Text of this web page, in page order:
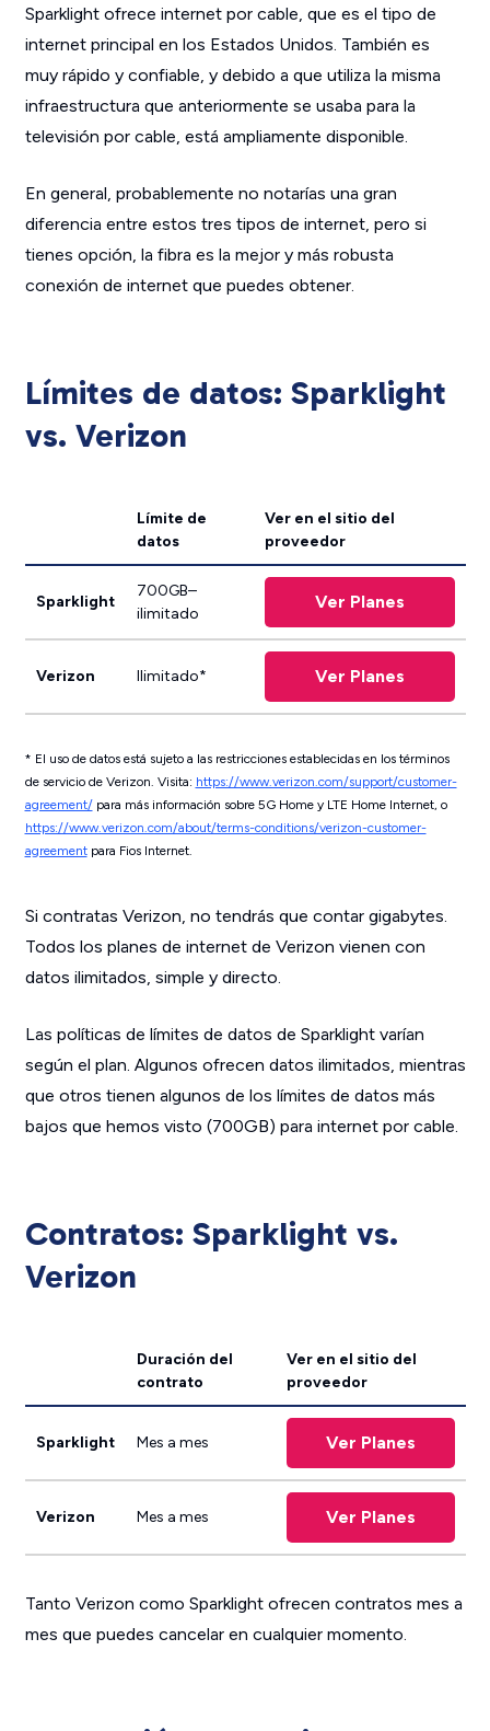
Sparklight ofrece internet por cable, que es el tipo de
internet principal en los Estados Unidos. También es
muy rápido y confiable, y debido a que utiliza la misma
infraestructura que anteriormente se usaba para la
televisión por cable, está ampliamente disponible.
En general, probablemente no notarías una gran
diferencia entre estos tres tipos de internet, pero si
tienes opción, la fibra es la mejor y más robusta
conexión de internet que puedes obtener.
Límites de datos: Sparklight
vs. Verizon
Límite de
datos
Ver en el sitio del
proveedor
Sparklight
700GB–
ilimitado
Ver Planes
Verizon Ilimitado* Ver Planes
* El uso de datos está sujeto a las restricciones establecidas en los términos
de servicio de Verizon. Visita: https://www.verizon.com/support/customer-
agreement/para más información sobre 5G Home y LTE Home Internet, o
https://www.verizon.com/about/terms-conditions/verizon-customer-
agreementpara Fios Internet.
Si contratas Verizon, no tendrás que contar gigabytes.
Todos los planes de internet de Verizon vienen con
datos ilimitados, simple y directo.
Las políticas de límites de datos de Sparklight varían
según el plan. Algunos ofrecen datos ilimitados, mientras
que otros tienen algunos de los límites de datos más
bajos que hemos visto (700GB) para internet por cable.
Contratos: Sparklight vs.
Verizon
Duración del
contrato
Ver en el sitio del
proveedor
Sparklight Mes a mes Ver Planes
Verizon Mes a mes Ver Planes
Tanto Verizon como Sparklight ofrecen contratos mes a
mes que puedes cancelar en cualquier momento.